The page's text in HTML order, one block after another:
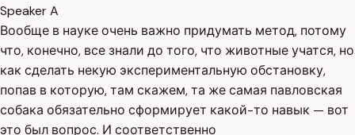
Speaker A
Вообще в науке очень важно придумать метод, потому
что, конечно, все знали до того, что животные учатся, но
как сделать некую экспериментальную обстановку,
попав в которую, там скажем, та же самая павловская
собака обязательно сформирует какой-то навык — вот
это был вопрос. И соответственно